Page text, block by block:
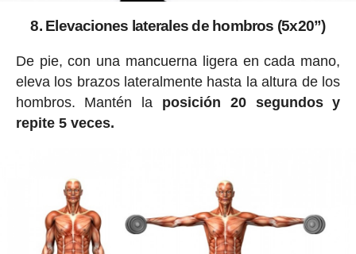
8. Elevaciones laterales de hombros (5x20”)
De pie, con una mancuerna ligera en cada mano,
eleva los brazos lateralmente hasta la altura de los
hombros. Mantén la posición 20 segundos y
repite 5 veces.